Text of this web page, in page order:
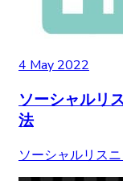
4 May 2022
ソーシャルリ
法
ソーシャルリス